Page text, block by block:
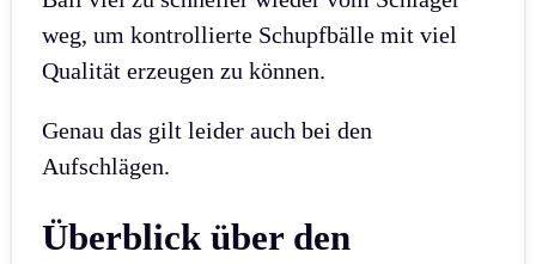
weg, um kontrollierte Schupfbälle mit viel
Qualität erzeugen zu können.
Genau das gilt leider auch bei den
Aufschlägen.
Überblick über den